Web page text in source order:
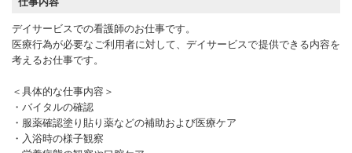
デイサービスでの看護師のお仕事です。
医療行為が必要なご利用者に対して、デイサービスで提供できる内容を
考えるお仕事です。
＜具体的な仕事内容＞
・バイタルの確認
・服薬確認塗り貼り薬などの補助および医療ケア
・入浴時の様子観察